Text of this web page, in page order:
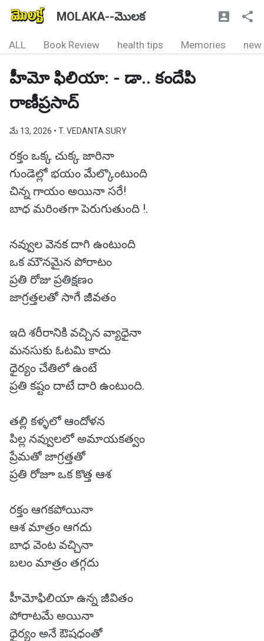
MOLAKA--మొలక
ALL Book Review health tips Memories new
హీమో ఫిలియా: - డా.. కందేపి
రాణీప్రసాద్
మే 13, 2026 • T. VEDANTA SURY
రక్తం ఒక్క చుక్క జారినా
గుండెల్లో భయం మేల్కొంటుంది
చిన్న గాయం అయినా సరే!
బాధ మరింతగా పెరుగుతుంది !.
నవ్వుల వెనక దాగి ఉంటుంది
ఒక మౌనమైన పోరాటం
ప్రతి రోజు ప్రతిక్షణం
జాగ్రత్తలతో సాగే జీవతం
ఇది శరీరానికి వచ్చిన వ్యాధైనా
మనసుకు ఓటమి కాదు
ధైర్యం చేతిలో ఉంటే
ప్రతి కష్టం దాటే దారి ఉంటుంది.
తల్లి కళ్ళలో ఆందోళన
పిల్ల నవ్వులలో అమాయకత్వం
ప్రేమతో జాగ్రత్తతో
ప్రతి రోజూ ఒక కొత్త ఆశ
రక్తం ఆగకపోయినా
ఆశ మాత్రం ఆగదు
బాధ వెంట వచ్చినా
బలం మాత్రం తగ్గదు
హీమోఫిలియా ఉన్న జీవితం
పోరాటమే అయినా
ధైర్యం అనే ఔషధంతో